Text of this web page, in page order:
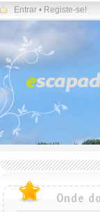
Entrar • Registe-se!